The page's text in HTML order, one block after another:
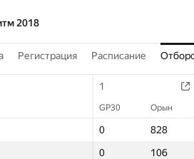
2018
Регистрация Расписание
1
GP30 Орын
0
828
0
106
1
GP30 Орын
0
828
0
106